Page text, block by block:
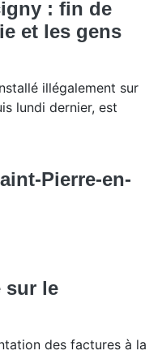
: fin de
et les gens
illégalement sur
lundi dernier, est
Pierre-en-
sur le
des factures à la